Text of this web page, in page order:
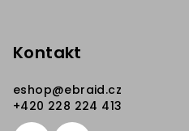
Kontakt
eshop@ebraid.cz
+420 228 224 413